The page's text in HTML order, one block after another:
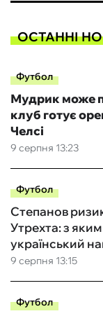
ОСТАННІ
Футбол
9 серпня 13:23
Мудрик може
клуб готує
Челсі
Футбол
9 серпня 13:15
Степанов
Утрехта: з
український
Футбол